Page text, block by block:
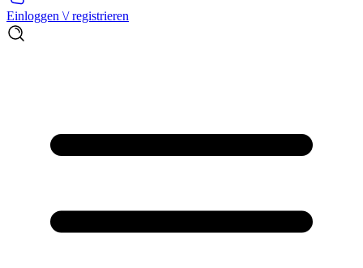
Einloggen \/ registrieren